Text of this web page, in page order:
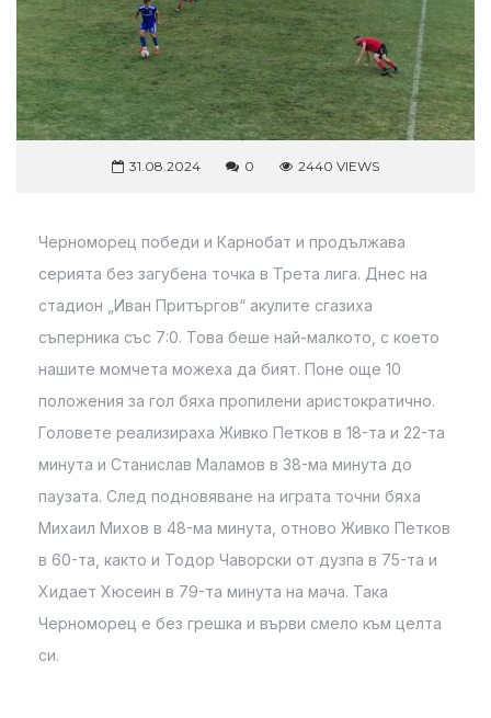
31.08.2024 0 2440 VIEWS
Черноморец победи и Карнобат и продължава
серията без загубена точка в Трета лига. Днес на
стадион „Иван Притъргов“ акулите сгазиха
съперника със 7:0. Това беше най-малкото, с което
нашите момчета можеха да бият. Поне още 10
положения за гол бяха пропилени аристократично.
Головете реализираха Живко Петков в 18-та и 22-та
минута и Станислав Маламов в 38-ма минута до
паузата. След подновяване на играта точни бяха
Михаил Михов в 48-ма минута, отново Живко Петков
в 60-та, както и Тодор Чаворски от дузпа в 75-та и
Хидает Хюсеин в 79-та минута на мача. Така
Черноморец е без грешка и върви смело към целта
си.